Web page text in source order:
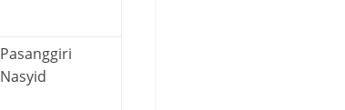
Pasanggiri
Nasyid